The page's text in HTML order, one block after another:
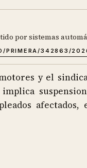
por sistemas
PRIMERA/342863/
y el
afectados,